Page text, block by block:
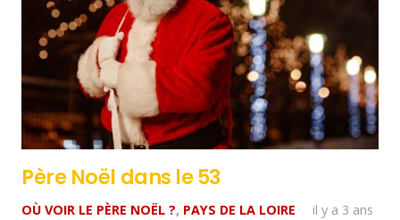
Père Noël dans le 53
OÙ VOIR LE PÈRE NOËL ?, PAYS DE LA LOIRE il y a 3 ans